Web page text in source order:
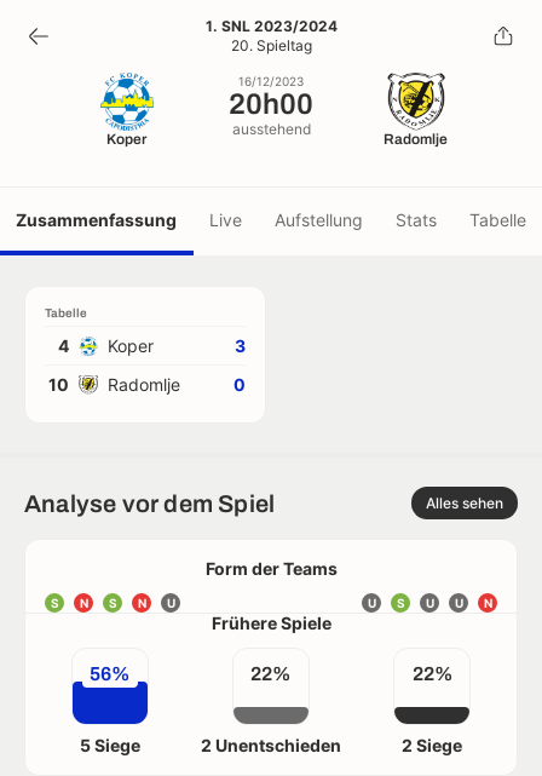
20h00
16/12/2023
1. SNL 2023/2024
20. Spieltag
Koper
16/12/2023
20h00
ausstehend
Radomlje
Zusammenfassung Live Aufstellung Stats Tabelle
Tabelle
4 Koper
3
10
Radomlje 0
Analyse vor dem Spiel Alles sehen
Form der Teams
S N S N U N
U
U
S
U
Frühere Spiele
56%
5 Siege
22%
2 Unentschieden
22%
2 Siege